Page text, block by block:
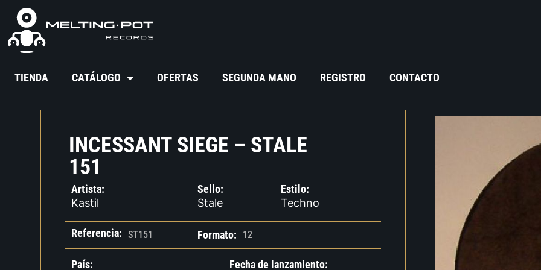
TIENDA CATÁLOGO OFERTAS SEGUNDA MANO REGISTRO CONTACTO
INCESSANT SIEGE – STALE
151
Artista:
Kastil
Sello:
Stale
Estilo:
Techno
Referencia: ST151 Formato: 12
País: Fecha de lanzamiento: